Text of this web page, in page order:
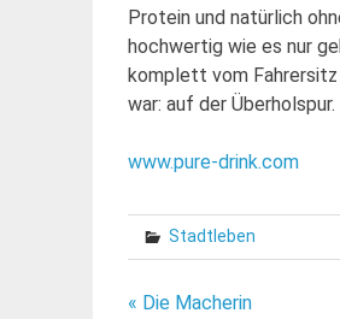
Protein und natürlich
hochwertig wie es nur
komplett vom
war: auf der Überholspur.
www.pure-drink.com
Stadtleben
« Die Macherin